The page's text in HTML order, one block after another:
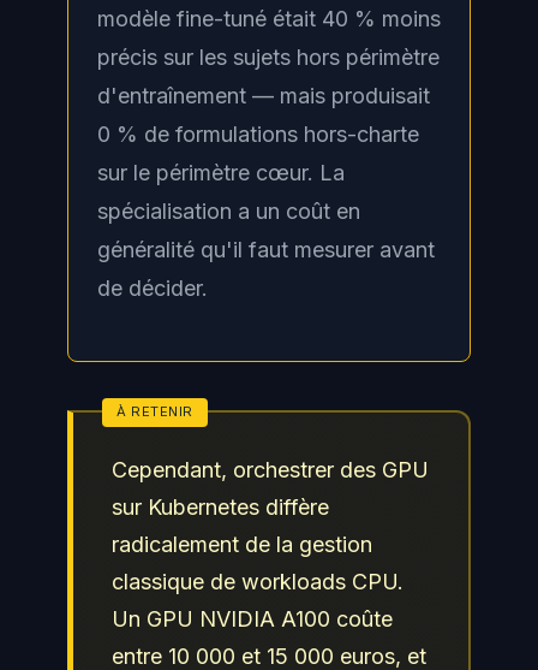
modèle fine-tuné était 40 % moins
précis sur les sujets hors périmètre
d'entraînement — mais produisait
0 % de formulations hors-charte
sur le périmètre cœur. La
spécialisation a un coût en
généralité qu'il faut mesurer avant
de décider.
Cependant, orchestrer des GPU
sur Kubernetes diffère
radicalement de la gestion
classique de workloads CPU.
Un GPU NVIDIA A100 coûte
entre 10 000 et 15 000 euros, et